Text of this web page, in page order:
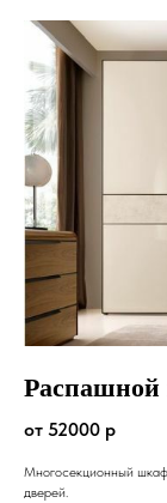
от 52000 р
Многосекционный
дверей.